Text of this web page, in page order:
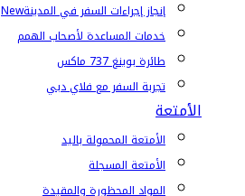
إنجاز إجراءات السفر في المدينةNew
خدمات المساعدة لأصحاب الهمم
طائرة بوينغ 737 ماكس
تجربة السفر مع فلاي دبي
الأمتعة
الأمتعة المحمولة باليد
الأمتعة المسجلة
المواد المحظورة والمقيدة